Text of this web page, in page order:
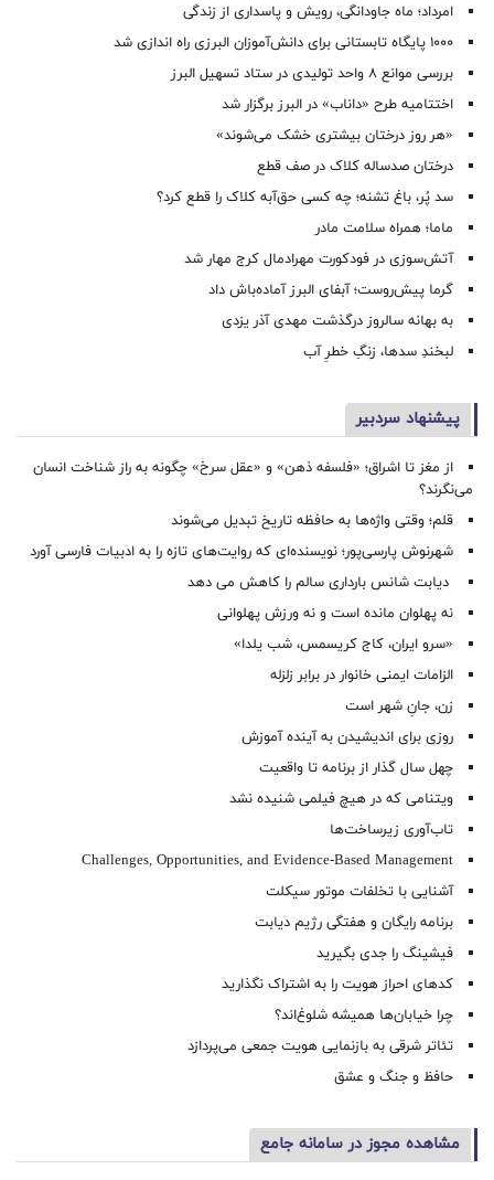
امرداد؛ ماه جاودانگی، رویش و پاسداری از زندگی
۱۰۰۰ پایگاه تابستانی برای دانش‌آموزان البرزی راه اندازی شد
بررسی موانع ۸ واحد تولیدی در ستاد تسهیل البرز
اختتامیه طرح «داناب» در البرز برگزار شد
«هر روز درختان بیشتری خشک می‌شوند»
درختان صدساله کلاک در صف قطع
سد پُر، باغ تشنه؛ چه کسی حق‌آبه کلاک را قطع کرد؟
ماما؛ همراه سلامت مادر
آتش‌سوزی در فودکورت مهرادمال کرج مهار شد
گرما پیش‌روست؛ آبفای البرز آماده‌باش داد
به بهانه سالروز درگذشت مهدی آذر یزدی
لبخندِ سدها، زنگِ خطرِ آب
پیشنهاد سردبیر
از مغز تا اشراق؛ «فلسفه ذهن» و «عقل سرخ» چگونه به راز شناخت انسان
می‌نگرند؟
قلم؛ وقتی واژه‌ها به حافظه تاریخ تبدیل می‌شوند
شهرنوش پارسی‌پور؛ نویسنده‌ای که روایت‌های تازه را به ادبیات فارسی آورد
دیابت شانس بارداری سالم را کاهش می دهد
نه پهلوان مانده است و نه ورزش پهلوانی
«سرو ایران، کاج کریسمس، شب یلدا»
الزامات ایمنی خانوار در برابر زلزله
زن، جانِ شهر است
روزی برای اندیشیدن به آینده آموزش
چهل سال گذار از برنامه تا واقعیت
ویتنامی که در هیچ فیلمی شنیده نشد
تاب‌آوری زیرساخت‌ها
Challenges, Opportunities, and Evidence-Based Management
آشنایی با تخلفات موتور سیکلت
برنامه رایگان و هفتگی رژیم دیابت
فیشینگ را جدی بگیرید
کدهای احراز هویت را به اشتراک نگذارید
چرا خیابان‌ها همیشه شلوغ‌اند؟
تئاتر شرقی به بازنمایی هویت جمعی می‌پردازد
حافظ و جنگ و عشق
مشاهده مجوز در سامانه جامع